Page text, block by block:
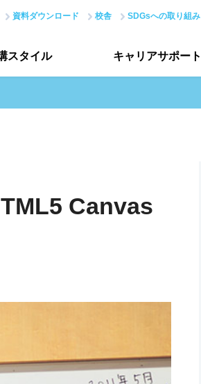
資料ダウンロード 校舎 SDGsへの取り組み
ディレクターコース
スタイル
イルトップ
価アンケート
キャリアサポート
Canvas